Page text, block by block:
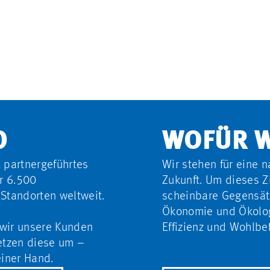
6.500
weltweit.
unsere Kunden
diese um –
Hand.
WOFÜR
Wir stehen für eine
Zukunft. Um dieses
scheinbare
Ökonomie und
Effizienz und